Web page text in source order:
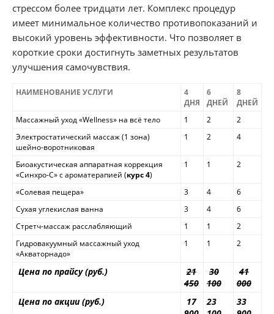
стрессом более тридцати лет. Комплекс процедур
имеет минимальное количество противопоказаний и
высокий уровень эффективности. Что позволяет в
короткие сроки достигнуть заметных результатов
улучшения самочувствия.
НАИМЕНОВАНИЕ УСЛУГИ
4
ДНЯ
6
ДНЕЙ
8
ДНЕЙ
Массажный уход «Wellness» на всё тело
1 2
2
Электростатический массаж (1 зона)
шейно-воротниковая
1 2 4
Биоакустическая аппаратная коррекция
«Синхро-С» с ароматерапией (курс 4)
1 1 2
«Солевая пещера» 3 4
6
Сухая углекислая ванна
3 4
6
Стретч-массаж расслабляющий
1 1
2
Гидровакуумный массажный уход
«Акваторнадо»
1 1 2
Цена по прайсу (руб.)
21
450
30
100
41
000
Цена по акции (руб.)
17
23
33